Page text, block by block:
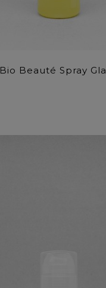
Bio Beauté Spray